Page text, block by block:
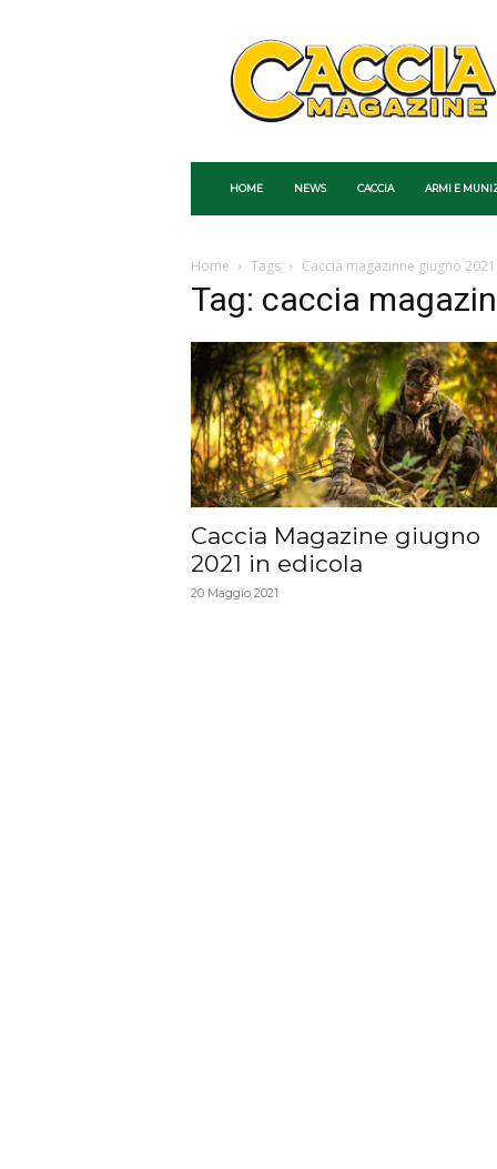
Caccia
Magazine
HOME NEWS CACCIA ARMI E
Home Tags Caccia magazinne giugno 2021
Tag: caccia
Caccia Magazine giugno
2021 in edicola
20 Maggio 2021